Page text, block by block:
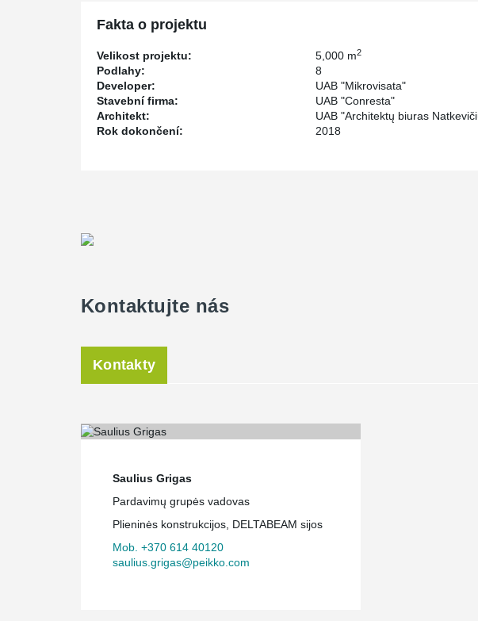
Fakta o projektu
Velikost projektu: 5,000 m2
Podlahy:
8
Developer:
UAB "Mikrovisata"
Stavební firma:
UAB "Conresta"
Architekt:
UAB "Architektų biuras
Rok dokončení:
2018
Kontaktujte nás
Kontakty
Saulius Grigas
Pardavimų grupės vadovas
Plieninės konstrukcijos, DELTABEAM sijos
Mob. +370 614 40120
saulius.grigas@peikko.com